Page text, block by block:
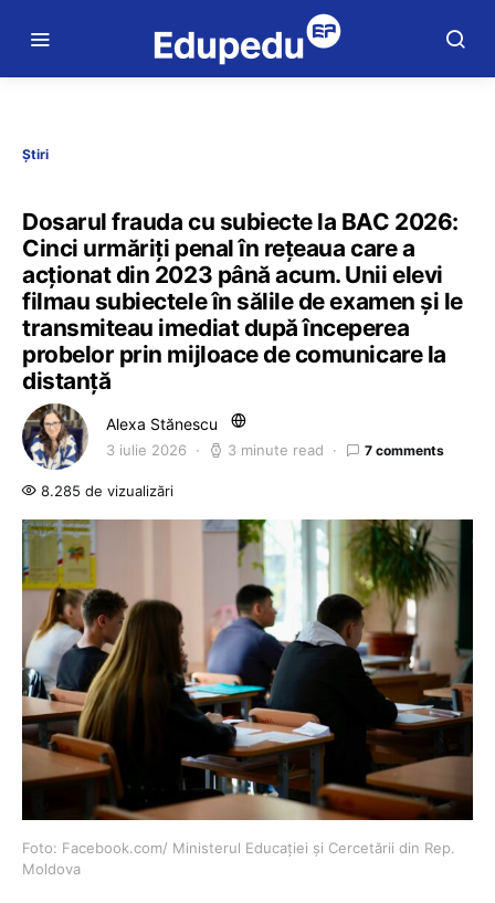
Știri
Dosarul frauda cu subiecte la BAC 2026:
Cinci urmăriți penal în rețeaua care a
acționat din 2023 până acum. Unii elevi
filmau subiectele în sălile de examen și le
transmiteau imediat după începerea
probelor prin mijloace de comunicare la
distanță
Alexa Stănescu
3 iulie 2026 3 minute read 7 comments
8.285 de vizualizări
Foto: Facebook.com/ Ministerul Educației și Cercetării din Rep.
Moldova